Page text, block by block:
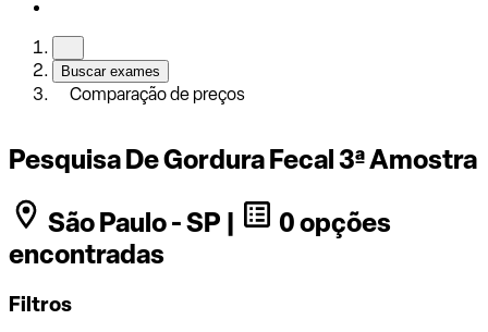
Buscar exames
Comparação de preços
Pesquisa De Gordura Fecal 3ª Amostra
São Paulo - SP |
0 opções
encontradas
Filtros